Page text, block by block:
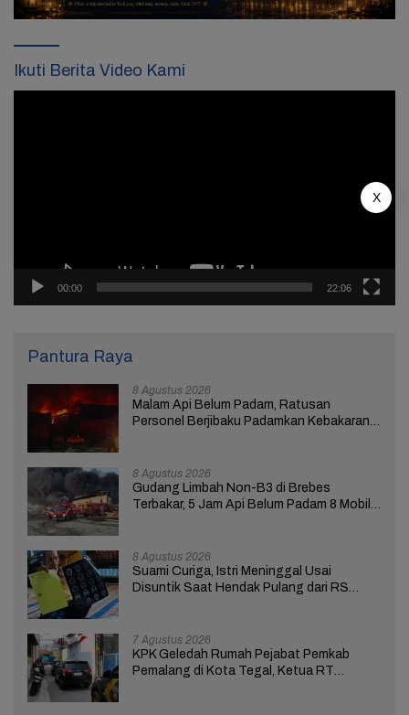
Ikuti Berita Video Kami
00:00 22:06
Pantura Raya
8 Agustus 2026
Malam Api Belum Padam, Ratusan
Personel Berjibaku Padamkan Kebakaran
8 Agustus 2026
Gudang Limbah Non-B3 di Brebes
Terbakar, 5 Jam Api Belum Padam 8 Mobil
8 Agustus 2026
Suami Curiga, Istri Meninggal Usai
Disuntik Saat Hendak Pulang dari RS
7 Agustus 2026
KPK Geledah Rumah Pejabat Pemkab
Pemalang di Kota Tegal, Ketua RT
X